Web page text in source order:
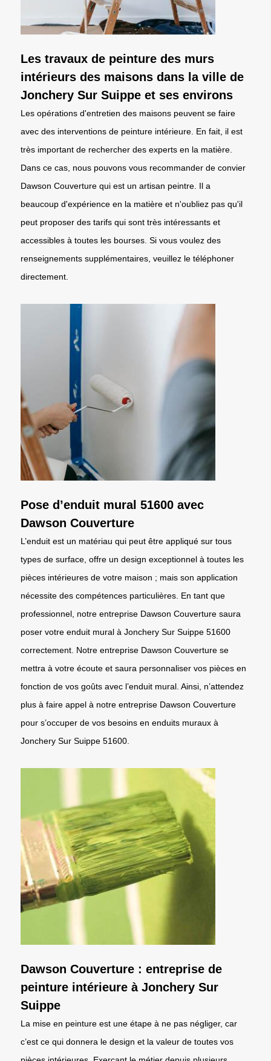
Les travaux de peinture des murs
intérieurs des maisons dans la ville de
Jonchery Sur Suippe et ses environs
Les opérations d'entretien des maisons peuvent se faire
avec des interventions de peinture intérieure. En fait, il est
très important de rechercher des experts en la matière.
Dans ce cas, nous pouvons vous recommander de convier
Dawson Couverture qui est un artisan peintre. Il a
beaucoup d'expérience en la matière et n'oubliez pas qu'il
peut proposer des tarifs qui sont très intéressants et
accessibles à toutes les bourses. Si vous voulez des
renseignements supplémentaires, veuillez le téléphoner
directement.
Pose d’enduit mural 51600 avec
Dawson Couverture
L’enduit est un matériau qui peut être appliqué sur tous
types de surface, offre un design exceptionnel à toutes les
pièces intérieures de votre maison ; mais son application
nécessite des compétences particulières. En tant que
professionnel, notre entreprise Dawson Couverture saura
poser votre enduit mural à Jonchery Sur Suippe 51600
correctement. Notre entreprise Dawson Couverture se
mettra à votre écoute et saura personnaliser vos pièces en
fonction de vos goûts avec l’enduit mural. Ainsi, n’attendez
plus à faire appel à notre entreprise Dawson Couverture
pour s’occuper de vos besoins en enduits muraux à
Jonchery Sur Suippe 51600.
Dawson Couverture : entreprise de
peinture intérieure à Jonchery Sur
Suippe
La mise en peinture est une étape à ne pas négliger, car
c’est ce qui donnera le design et la valeur de toutes vos